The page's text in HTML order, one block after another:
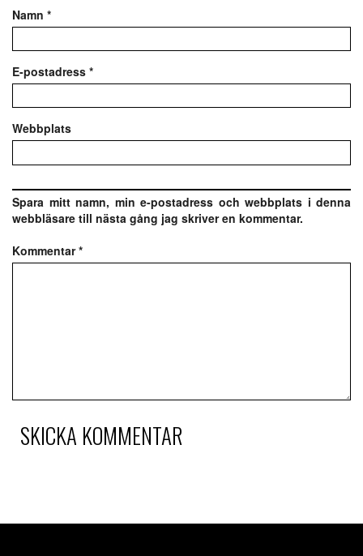
Namn *
E-postadress *
Webbplats
Spara mitt namn, min e-postadress och webbplats i denna
webbläsare till nästa gång jag skriver en kommentar.
Kommentar*
SKICKA KOMMENTAR